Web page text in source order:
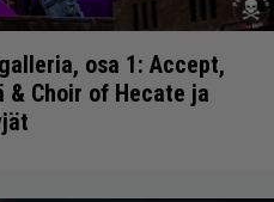
osa 1: Accept,
& Choir of Hecate ja